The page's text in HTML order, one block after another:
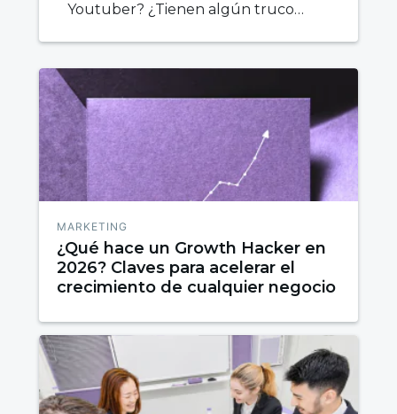
Youtuber? ¿Tienen algún truco…
MARKETING
¿Qué hace un Growth Hacker en
2026? Claves para acelerar el
crecimiento de cualquier negocio